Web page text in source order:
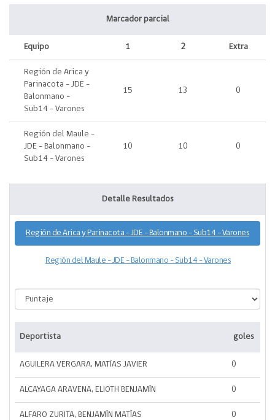
Marcador parcial
Equipo 1 2 Extra
Región de Arica y
Parinacota - JDE -
Balonmano -
Sub14 - Varones
15 13 0
Región del Maule -
JDE - Balonmano -
Sub14 - Varones
10 10 0
Detalle Resultados
Región de Arica y Parinacota - JDE - Balonmano - Sub14 - Varones
Región del Maule - JDE - Balonmano - Sub14 - Varones
Deportista goles
AGUILERA VERGARA, MATÍAS JAVIER 0
ALCAYAGA ARAVENA, ELIOTH BENJAMÍN 0
ALFARO ZURITA, BENJAMÍN MATÍAS 0